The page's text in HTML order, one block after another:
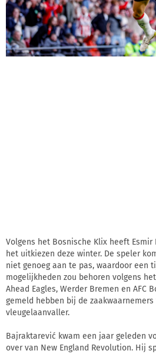
Volgens het Bosnische Klix heeft
het uitkiezen deze winter. De speler
niet genoeg aan te pas, waardoor een
mogelijkheden zou behoren volgens
Ahead Eagles, Werder Bremen en AFC
gemeld hebben bij de
vleugelaanvaller.
Bajraktarević kwam een jaar geleden
over van New England Revolution. Hij